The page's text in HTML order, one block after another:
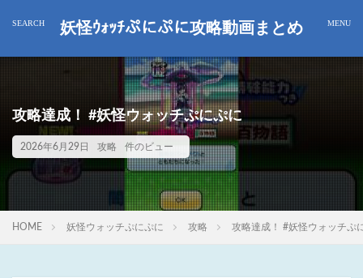
妖怪ｳｫｯﾁぷにぷに攻略動画まとめ
攻略達成！ #妖怪ウォッチぷにぷに
2026年6月29日 攻略 件のビュー
HOME 妖怪ウォッチぷにぷに 攻略 攻略達成！ #妖怪ウォッチぷ